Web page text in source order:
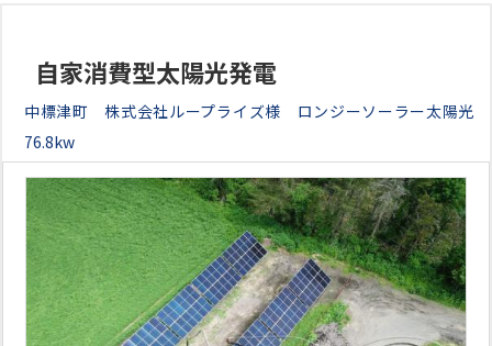
自家消費型太陽光発電
中標津町 株式会社ループライズ様 ロンジーソーラー太陽光
76.8kw